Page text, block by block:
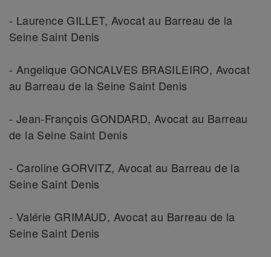
- Laurence GILLET, Avocat au Barreau de la
Seine Saint Denis
- Angelique GONCALVES BRASILEIRO, Avocat
au Barreau de la Seine Saint Denis
- Jean-François GONDARD, Avocat au Barreau
de la Seine Saint Denis
- Caroline GORVITZ, Avocat au Barreau de la
Seine Saint Denis
- Valérie GRIMAUD, Avocat au Barreau de la
Seine Saint Denis